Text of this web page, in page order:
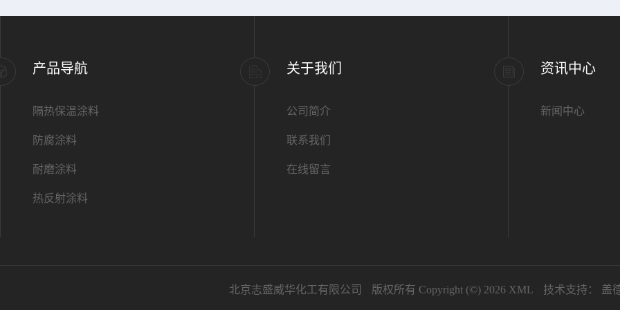
产品导航
隔热保温涂料
防腐涂料
耐磨涂料
热反射涂料
关于我们
公司简介
联系我们
在线留言
资讯中心
新闻中心
北京志盛威华化工有限公司 版权所有 Copyright (©) 2026 XML 技术支持： 盖